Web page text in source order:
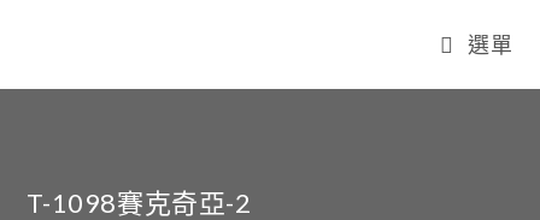
選單
T-1098賽克奇亞-2